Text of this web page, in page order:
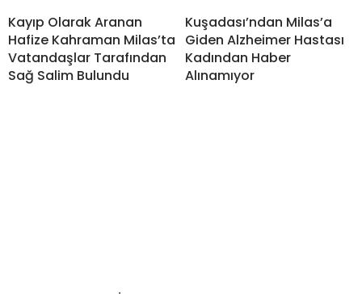
Kayıp Olarak Aranan
Hafize Kahraman Milas’ta
Vatandaşlar Tarafından
Sağ Salim Bulundu
Kuşadası’ndan Milas’a
Giden Alzheimer Hastası
Kadından Haber
Alınamıyor